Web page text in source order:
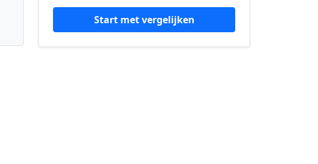
Start met vergelijken